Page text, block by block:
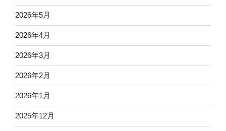
2026年5月
2026年4月
2026年3月
2026年2月
2026年1月
2025年12月